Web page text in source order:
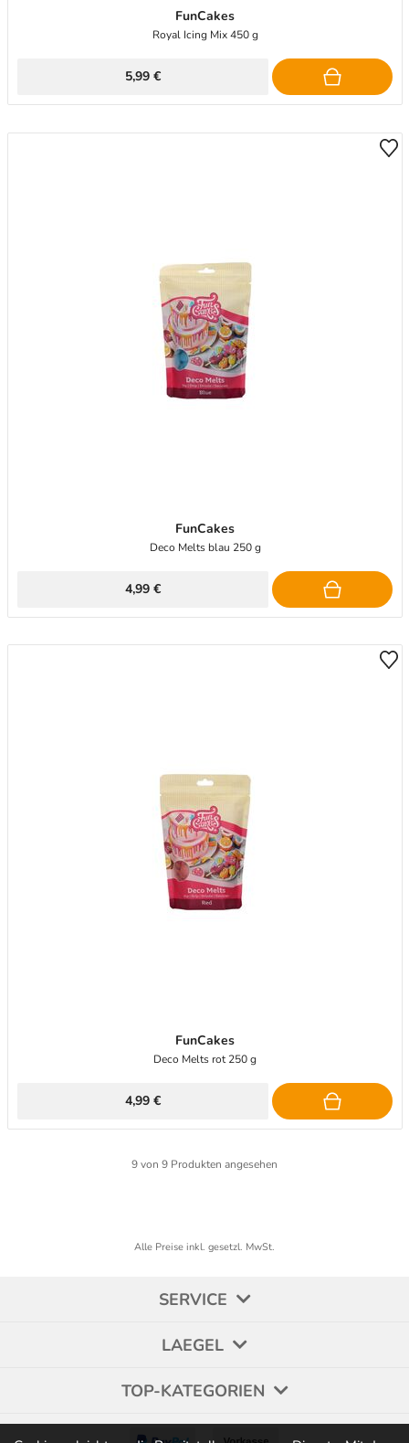
FunCakes
Royal Icing Mix 450 g
5,99 €
FunCakes
Deco Melts blau 250 g
4,99 €
FunCakes
Deco Melts rot 250 g
4,99 €
9von 9 Produkten angesehen
Alle Preise inkl. gesetzl. MwSt.
SERVICE
LAEGEL
TOP-KATEGORIEN